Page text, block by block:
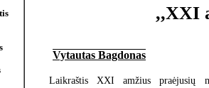
,,XXI
Vytautas Bagdonas
Laikraštis XXI amžius